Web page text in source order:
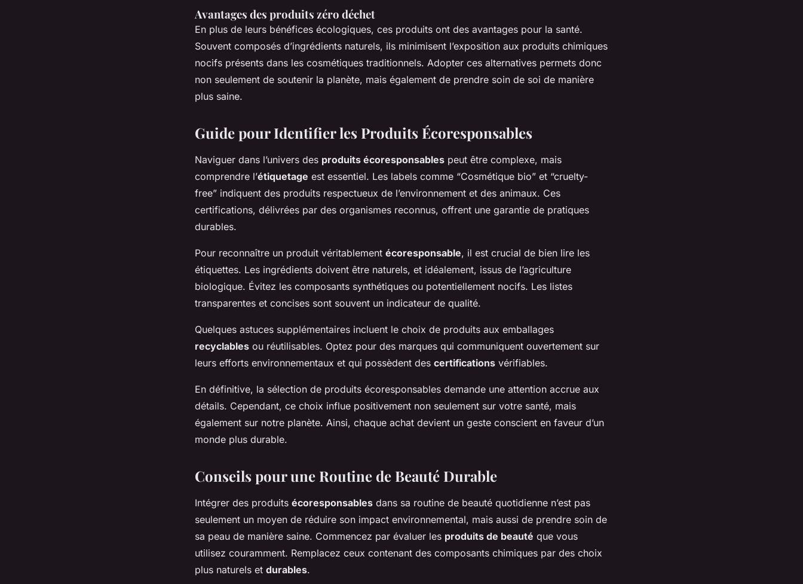
Avantages des produits zéro déchet
En plus de leurs bénéfices écologiques, ces produits ont des avantages pour la santé.
Souvent composés d’ingrédients naturels, ils minimisent l’exposition aux produits chimiques
nocifs présents dans les cosmétiques traditionnels. Adopter ces alternatives permets donc
non seulement de soutenir la planète, mais également de prendre soin de soi de manière
plus saine.
Guide pour Identifier les Produits Écoresponsables
Naviguer dans l’univers des produits écoresponsables peut être complexe, mais
comprendre l’étiquetage est essentiel. Les labels comme “Cosmétique bio” et “cruelty-
free” indiquent des produits respectueux de l’environnement et des animaux. Ces
certifications, délivrées par des organismes reconnus, offrent une garantie de pratiques
durables.
Pour reconnaître un produit véritablement écoresponsable, il est crucial de bien lire les
étiquettes. Les ingrédients doivent être naturels, et idéalement, issus de l’agriculture
biologique. Évitez les composants synthétiques ou potentiellement nocifs. Les listes
transparentes et concises sont souvent un indicateur de qualité.
Quelques astuces supplémentaires incluent le choix de produits aux emballages
recyclables ou réutilisables. Optez pour des marques qui communiquent ouvertement sur
leurs efforts environnementaux et qui possèdent des certifications vérifiables.
En définitive, la sélection de produits écoresponsables demande une attention accrue aux
détails. Cependant, ce choix influe positivement non seulement sur votre santé, mais
également sur notre planète. Ainsi, chaque achat devient un geste conscient en faveur d’un
monde plus durable.
Conseils pour une Routine de Beauté Durable
Intégrer des produits écoresponsables dans sa routine de beauté quotidienne n’est pas
seulement un moyen de réduire son impact environnemental, mais aussi de prendre soin de
sa peau de manière saine. Commencez par évaluer les produits de beauté que vous
utilisez couramment. Remplacez ceux contenant des composants chimiques par des choix
plus naturels et durables.